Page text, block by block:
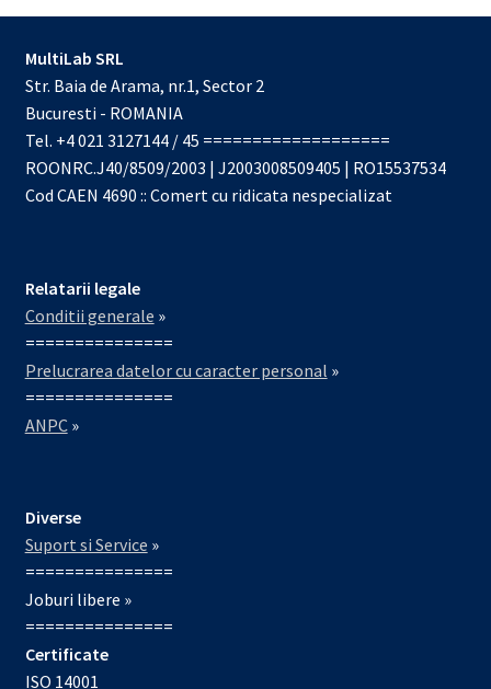
MultiLab SRL
Str. Baia de Arama, nr.1, Sector 2
Bucuresti - ROMANIA
Tel. +4 021 3127144 / 45 ===================
ROONRC.J40/8509/2003 | J2003008509405 | RO15537534
Cod CAEN 4690 :: Comert cu ridicata nespecializat
Relatarii legale
Conditii generale »
===============
Prelucrarea datelor cu caracter personal »
===============
ANPC»
Diverse
Suport si Service »
===============
Joburi libere »
===============
Certificate
ISO 14001